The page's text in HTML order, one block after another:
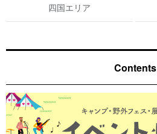
四国エリア
Contents